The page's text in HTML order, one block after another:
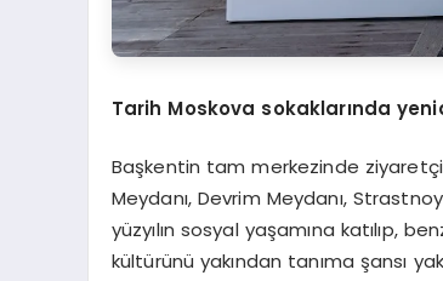
Tarih Moskova sokaklarında
Başkentin tam merkezinde
Meydanı, Devrim Meydanı,
yüzyılın sosyal yaşamına katılıp,
kültürünü yakından tanıma şansı